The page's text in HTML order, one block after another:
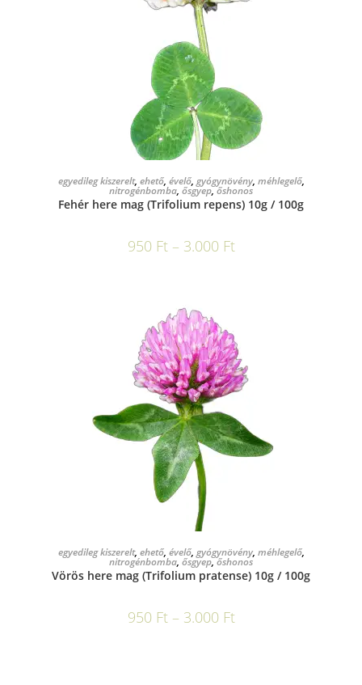
OPCIÓK VÁLASZTÁSA
egyedileg kiszerelt, ehető, évelő, gyógynövény, méhlegelő,
nitrogénbomba, ősgyep,őshonos
Fehér here mag (Trifolium repens) 10g / 100g
950 Ft – 3.000 Ft
OPCIÓK VÁLASZTÁSA
egyedileg kiszerelt, ehető, évelő, gyógynövény, méhlegelő,
nitrogénbomba, ősgyep,őshonos
Vörös here mag (Trifolium pratense) 10g / 100g
950 Ft – 3.000 Ft